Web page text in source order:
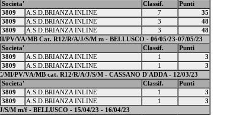
Societa' Classif.
Punti
3809 A.S.D.BRIANZA INLINE 7
35
3809 A.S.D.BRIANZA INLINE 3
48
3809 A.S.D.BRIANZA INLINE 3
48
VA/MB Cat. R12/R/A/J/S/M m - BELLUSCO - 06/05/23-07/05/23
Societa' Classif.
Punti
3809 A.S.D.BRIANZA INLINE 1
3
3809 A.S.D.BRIANZA INLINE 1
3
PV/VA/MB cat. R12/R/A/J/S/M - CASSANO D'ADDA - 12/03/23
Societa' Classif.
Punti
3809 A.S.D.BRIANZA INLINE 1
3
3809 A.S.D.BRIANZA INLINE 1
3
M m/f - BELLUSCO - 15/04/23 - 16/04/23